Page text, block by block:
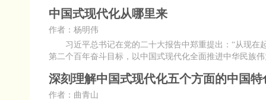
中国式现代化从哪里来
作者：杨明伟
习近平总书记在党的二十大报告中郑重提出：“从现在
第二个百年奋斗目标，以中国式现代化全面推进中华民族
深刻理解中国式现代化五个方面的中国特
作者：曲青山